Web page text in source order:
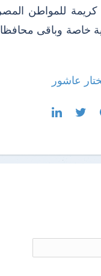
كريمة للمواطن
خاصة وباقى
عاشور